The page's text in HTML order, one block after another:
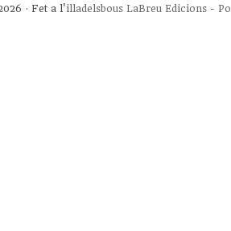
· Fet a l'illadelsbous LaBreu Edicions -